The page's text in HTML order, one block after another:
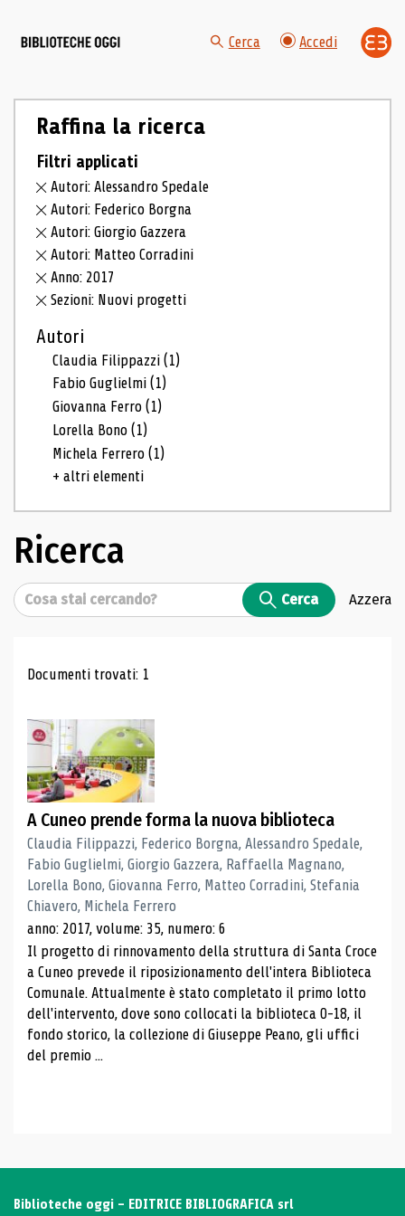
Cerca Accedi
Raffina la ricerca
Filtri applicati
Autori: Alessandro Spedale
Autori: Federico Borgna
Autori: Giorgio Gazzera
Autori: Matteo Corradini
Anno: 2017
Sezioni: Nuovi progetti
Autori
Claudia Filippazzi(1)
Fabio Guglielmi(1)
Giovanna Ferro(1)
Lorella Bono(1)
Michela Ferrero(1)
+ altri elementi
Ricerca
Cerca Cerca Azzera
Risultati di ricerca
Documenti trovati: 1
A Cuneo prende forma la nuova biblioteca
Claudia Filippazzi, Federico Borgna, Alessandro Spedale,
Fabio Guglielmi, Giorgio Gazzera, Raffaella Magnano,
Lorella Bono, Giovanna Ferro, Matteo Corradini, Stefania
Chiavero, Michela Ferrero
anno: 2017, volume: 35, numero: 6
Il progetto di rinnovamento della struttura di Santa Croce
a Cuneo prevede il riposizionamento dell'intera Biblioteca
Comunale. Attualmente è stato completato il primo lotto
dell'intervento, dove sono collocati la biblioteca 0-18, il
fondo storico, la collezione di Giuseppe Peano, gli uffici
del premio ...
Biblioteche oggi - EDITRICE BIBLIOGRAFICA srl